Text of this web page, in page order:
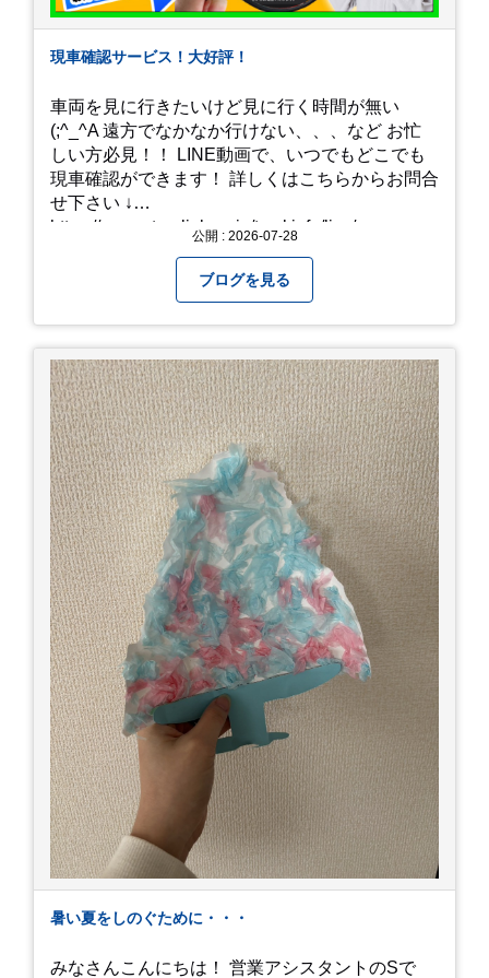
現車確認サービス！大好評！
車両を見に行きたいけど見に行く時間が無い
(;^_^A 遠方でなかなか行けない、、、など お忙
しい方必見！！ LINE動画で、いつでもどこでも
現車確認ができます！ 詳しくはこちらからお問合
せ下さい ↓
https://www.steerlink.co.jp/truckinfo/live/
公開 : 2026-07-28
ブログを見る
暑い夏をしのぐために・・・
みなさんこんにちは！ 営業アシスタントのSで